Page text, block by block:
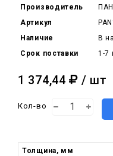
Производитель
Артикул
Наличие
В
Срок поставки
1-7
1 374,44 / шт
Кол-во
Толщина, мм